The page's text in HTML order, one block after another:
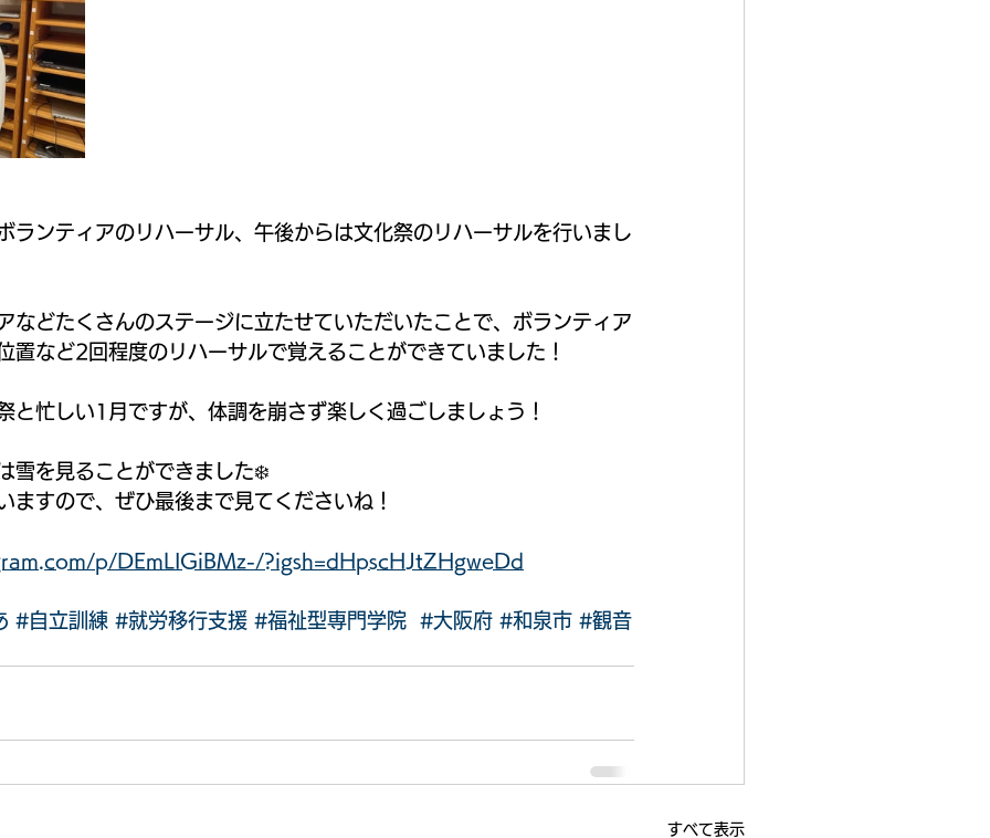
ランティアのリハーサル、午後からは文化祭のリハーサルを行いまし
などたくさんのステージに立たせていただいたことで、ボランティア
置など2回程度のリハーサルで覚えることができていました！
と忙しい1月ですが、体調を崩さず楽しく過ごしましょう！
雪を見ることができました❄️
ますので、ぜひ最後まで見てくださいね！
p/DEmLIGiBMz-/?igsh=dHpscHJtZHgweDd
#自立訓練 #就労移行支援 #福祉型専門学院 #大阪府 #和泉市 #観音
すべて表示